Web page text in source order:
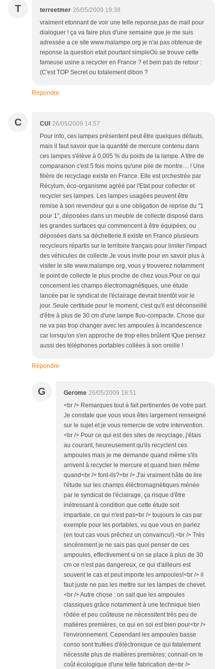
T terreetmer 26/05/2009 19:38
vraiment etonnant de voir une telle reponse,pas de mail pour
dialoguer ! ça va faire plus d'une semaine que je me suis
adressée a ce site www.malampe.org je n'ai pas obtenue de
reponse la question etait pourtant simpleOù se trouve cette
fameuse usine a recycler en France ? et bein pas de retour :
(C'est TOP Secret ou totalement dibon ?
Répondre
C CUI 26/05/2009 14:57
Pour info, ces lampes présentent peut être quelques défauts,
mais il faut savoir que la quantité de mercure contenu dans
ces lampes s'élève à 0,005 % du poids de la lampe. A titre de
comparaison c'est 5 fois moins qu'une pile de montre.... ! Une
filière de recyclage existe en France. Elle est orchestrée par
Récylum, éco-organisme agréé par l'Etat pour collecter et
recycler ses lampes. Les lampes usagées peuvent être
remise à son revendeur qui a une obligation de reprise du "1
pour 1", déposées dans un meuble de collecte disposé dans
les grandes surfaces qui commencent à être équipées, ou
déposées dans sa déchetterie.Il existe en France plusieurs
recycleurs répartis sur le territoire français pour limiter l'impact
des véhicules de collecte.Je vous invite pour en savoir plus à
visiter le site www.malampe.org, vous y trouverez notamment
le point de collecte le plus proche de chez vous.Pour ce qui
concernent les champs électromagnétiques, une étude
lancée par le syndicat de l'éclairage devrait bientôt voir le
jour. Seule certitude pour le moment, c'est qu'il est déconseillé
d'être à plus de 30 cm d'une lampe fluo-compacte. Chose qui
ne va pas trop changer avec les ampoules à incandescence
car lorsqu'on s'en approche de trop elles brûlent !Que pensez
aussi des téléphones portables collées à son oreille !
Répondre
G Gerome 26/05/2009 18:51
<br /> Remarques tout à fait pertinentes de votre part.
Je constate que vous vous êtes largement renseigné
sur le sujet et je vous remercie de votre intervention.
<br /> Pour ce qui est des sites de recyclage, j'étais
au courant, heureusement qu'ils recyclent ces
ampoules mais je me demande quand même s'ils
arrivent à recycler le mercure et quand bien même
quand<br /> font-ils?<br /> J'ai vraiment hâte de lire
l'étude sur les champs éléctromagnétiques ménée
par le syndicat de l'éclairage, ça risque d'être
inétressant à condition que cette étude soit
impartiale, ce qui n'est pas<br /> toujours le cas par
exemple pour les portables, vu que vous en parlez
(en tout cas vous prêchez un convaincu!).<br /> Très
sincèrement je ne sais pas quoi penser de ces
ampoules, effectivement si on se place à plus de 30
cm ce n'est pas dangereux, ce qui d'ailleurs est
souvent le cas et peut importe les ampoules!<br /> il
faut juste ne pas les mettre sur les lampes de chevet.
<br /> Autre chose : on sait que les ampoules
classiques grâce notamment à une technique bien
rôdée et peu coûteuse ne nécessitent très peu de
matières premières, ce qui en soi est bien pour<br />
l'environnement. Cependant les ampoules basse
conso sont trufées d'élèctronique ce qui fatalement
nécessite plus de matières premières; connait-on le
coût écologique d'une telle fabrication de<br />